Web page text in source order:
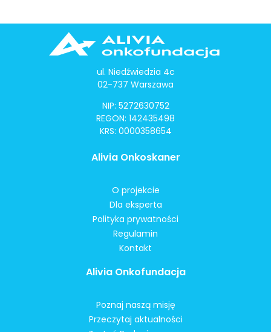
ul. Niedźwiedzia 4c
02-737 Warszawa
NIP: 5272630752
REGON: 142435498
KRS: 0000358654
Alivia Onkoskaner
O projekcie
Dla eksperta
Polityka prywatności
Regulamin
Kontakt
Alivia Onkofundacja
Poznaj naszą misję
Przeczytaj aktualności